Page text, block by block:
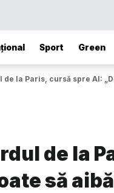
Sport Green
de la Paris, cursă spre AI:
de la
să